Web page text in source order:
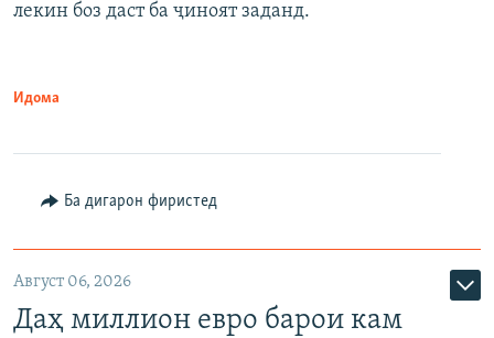
лекин боз даст ба ҷиноят заданд.
Идома
Ба дигарон фиристед
Август 06, 2026
Даҳ миллион евро барои кам